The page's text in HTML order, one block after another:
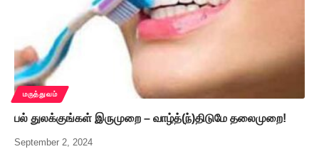
மருத்துவம்
பல் துலக்குங்கள் இருமுறை – வாழ்த்(ந்)திடுமே தலைமுறை!
September 2, 2024